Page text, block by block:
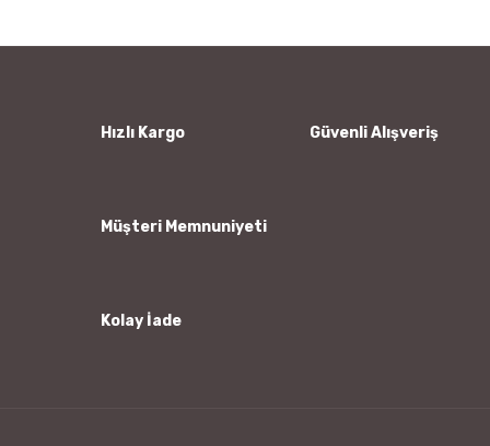
Ürün bilgilerinde hatalar bulunuyor.
Hızlı Kargo Güvenli Alışveriş
Müşteri Memnuniyeti
Kolay İade